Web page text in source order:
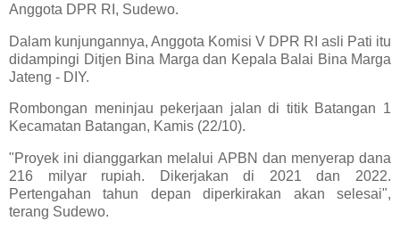
Anggota DPR RI, Sudewo.
Dalam kunjungannya, Anggota Komisi V DPR RI asli Pati itu
didampingi Ditjen Bina Marga dan Kepala Balai Bina Marga
Jateng - DIY.
Rombongan meninjau pekerjaan jalan di titik Batangan 1
Kecamatan Batangan, Kamis (22/10).
"Proyek ini dianggarkan melalui APBN dan menyerap dana
216 milyar rupiah. Dikerjakan di 2021 dan 2022.
Pertengahan tahun depan diperkirakan akan selesai",
terang Sudewo.